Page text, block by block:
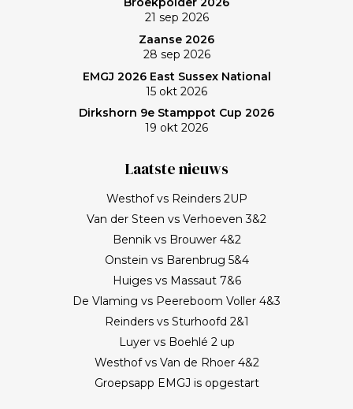
21 sep 2026
Zaanse 2026
28 sep 2026
EMGJ 2026 East Sussex National
15 okt 2026
Dirkshorn 9e Stamppot Cup 2026
19 okt 2026
Laatste nieuws
Westhof vs Reinders 2UP
Van der Steen vs Verhoeven 3&2
Bennik vs Brouwer 4&2
Onstein vs Barenbrug 5&4
Huiges vs Massaut 7&6
De Vlaming vs Peereboom Voller 4&3
Reinders vs Sturhoofd 2&1
Luyer vs Boehlé 2 up
Westhof vs Van de Rhoer 4&2
Groepsapp EMGJ is opgestart